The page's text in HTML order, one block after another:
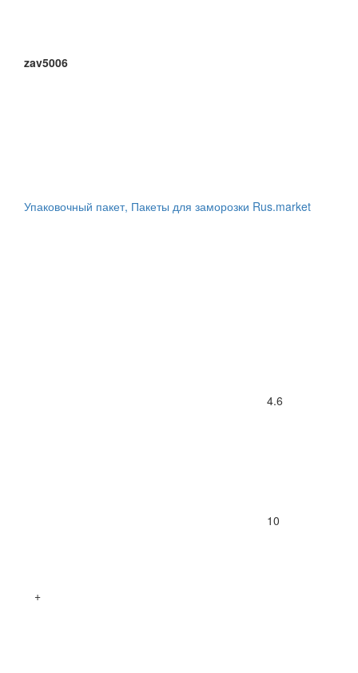
zav5006
Упаковочный пакет, Пакеты для заморозки Rus.market
4.6
10
+